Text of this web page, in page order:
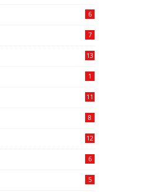
6
7
13
1
11
8
12
6
5